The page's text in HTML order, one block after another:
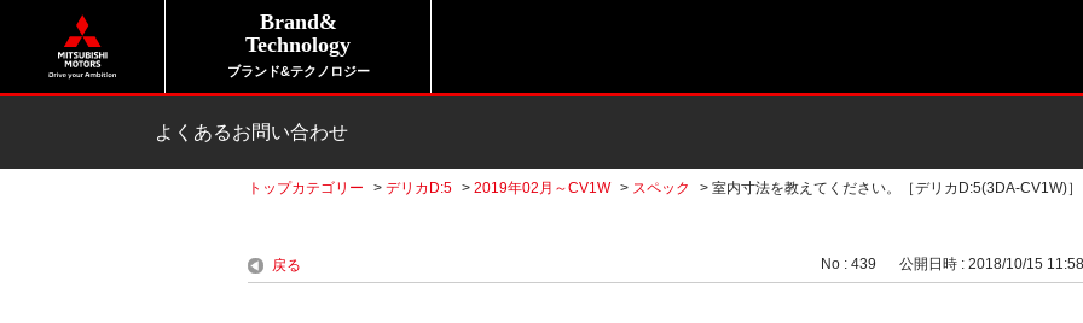
Brand&
Technology
ブランド&テクノロジー
よくあるお問い合わせ
トップカテゴリー > デリカD:5 > 2019年02月～CV1W > スペック > 室内寸法を教えてください。［デリカD:5(3DA-CV1W)］
戻る No : 439 公開日時 : 2018/10/15 11:58